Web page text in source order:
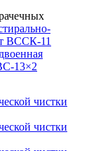
ВССК-11
13×2
чистки
чистки